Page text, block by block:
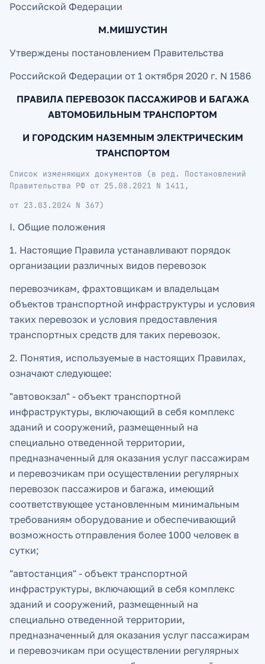
Российской Федерации
М.МИШУСТИН
Утверждены постановлением Правительства
Российской Федерации от 1 октября 2020 г. N 1586
ПРАВИЛА ПЕРЕВОЗОК ПАССАЖИРОВ И БАГАЖА
АВТОМОБИЛЬНЫМ ТРАНСПОРТОМ
И ГОРОДСКИМ НАЗЕМНЫМ ЭЛЕКТРИЧЕСКИМ
ТРАНСПОРТОМ
Список изменяющих документов (в ред. Постановлений
Правительства РФ от 25.08.2021 N 1411,
от 23.03.2024 N 367)
I. Общие положения
1. Настоящие Правила устанавливают порядок
организации различных видов перевозок
перевозчикам, фрахтовщикам и владельцам
объектов транспортной инфраструктуры и условия
таких перевозок и условия предоставления
транспортных средств для таких перевозок.
2. Понятия, используемые в настоящих Правилах,
означают следующее:
"автовокзал" - объект транспортной
инфраструктуры, включающий в себя комплекс
зданий и сооружений, размещенный на
специально отведенной территории,
предназначенный для оказания услуг пассажирам
и перевозчикам при осуществлении регулярных
перевозок пассажиров и багажа, имеющий
соответствующее установленным минимальным
требованиям оборудование и обеспечивающий
возможность отправления более 1000 человек в
сутки;
"автостанция" - объект транспортной
инфраструктуры, включающий в себя комплекс
зданий и сооружений, размещенный на
специально отведенной территории,
предназначенный для оказания услуг пассажирам
и перевозчикам при осуществлении регулярных